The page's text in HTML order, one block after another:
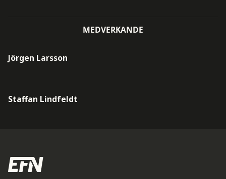
MEDVERKANDE
Jörgen Larsson
Staffan Lindfeldt